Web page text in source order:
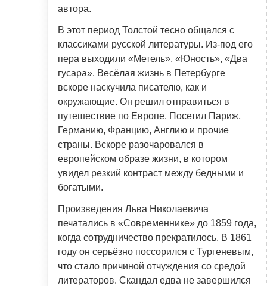
автора.
В этот период Толстой тесно общался с
классиками русской литературы. Из-под его
пера выходили «Метель», «Юность», «Два
гусара». Весёлая жизнь в Петербурге
вскоре наскучила писателю, как и
окружающие. Он решил отправиться в
путешествие по Европе. Посетил Париж,
Германию, Францию, Англию и прочие
страны. Вскоре разочаровался в
европейском образе жизни, в котором
увидел резкий контраст между бедными и
богатыми.
Произведения Льва Николаевича
печатались в «Современнике» до 1859 года,
когда сотрудничество прекратилось. В 1861
году он серьёзно поссорился с Тургеневым,
что стало причиной отчуждения со средой
литераторов. Скандал едва не завершился